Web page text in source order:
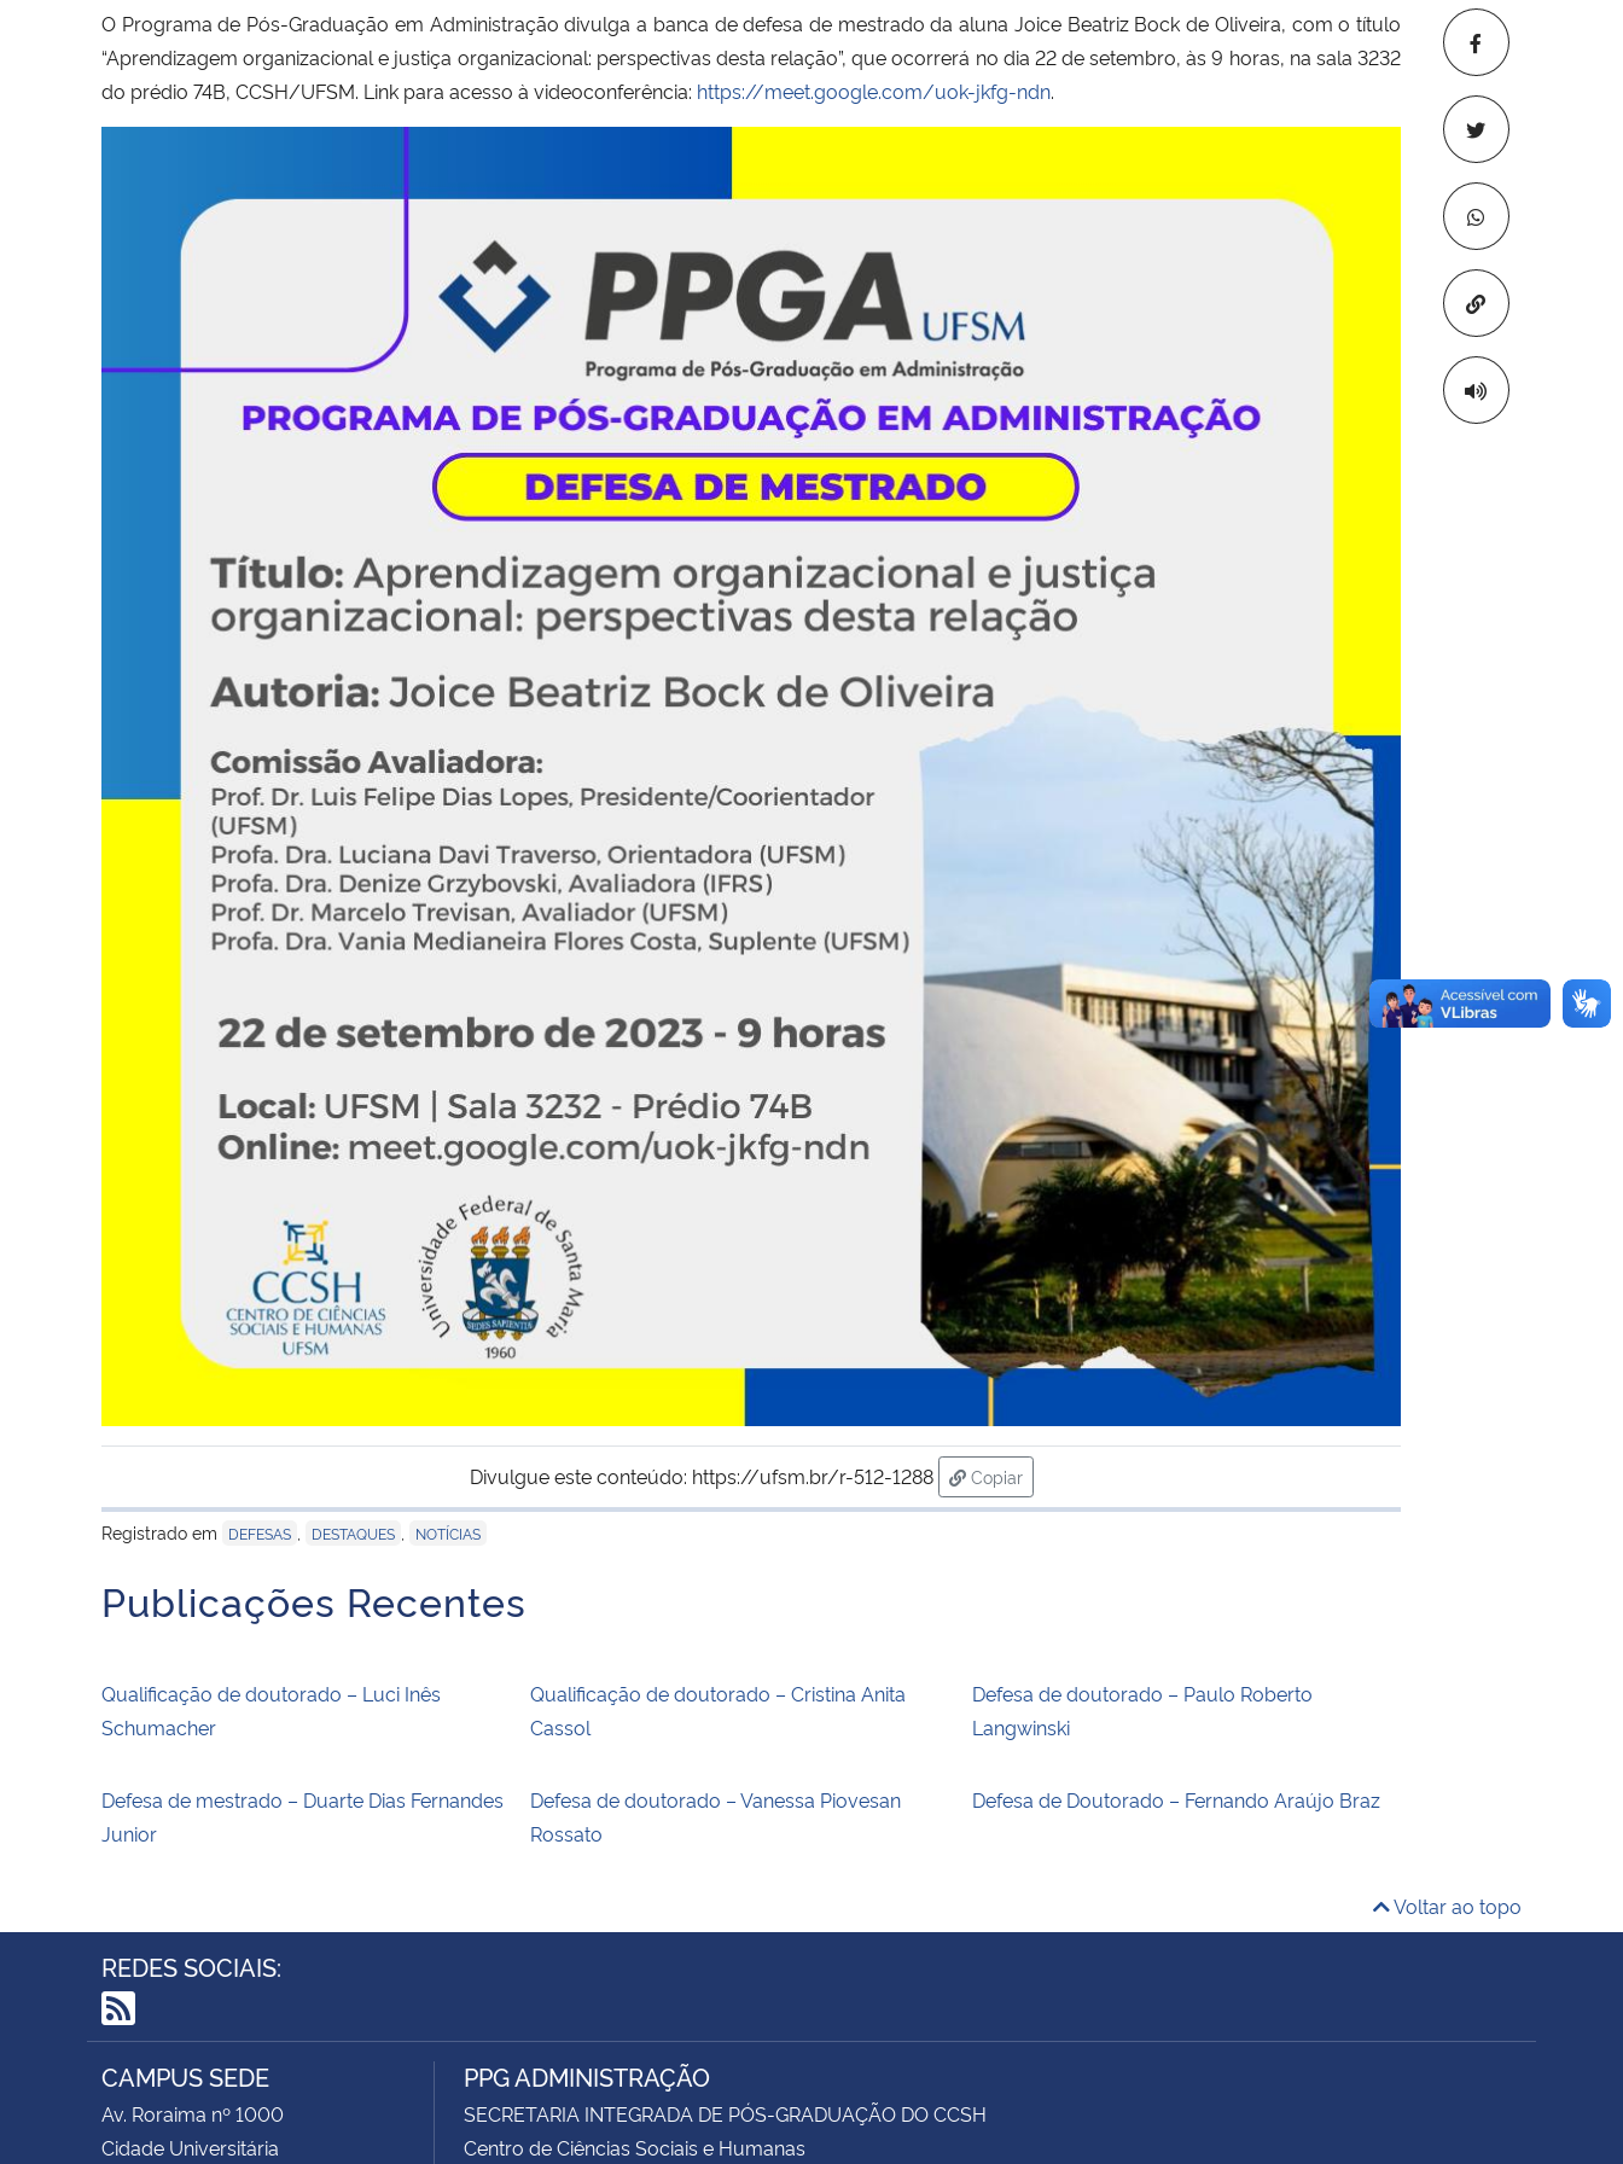
Copiar para
O Programa de Pós-Graduação em Administração divulga a banca de defesa de mestrado da aluna Joice Beatriz Bock de Oliveira, com o título
“Aprendizagem organizacional e justiça organizacional: perspectivas desta relação”, que ocorrerá no dia 22 de setembro, às 9 horas, na sala 3232
do prédio 74B, CCSH/UFSM. Link para acesso à videoconferência: https://meet.google.com/uok-jkfg-ndn.
Divulgue este conteúdo: https://ufsm.br/r-512-1288
Copiar
para área de transferência
Registrado em
DEFESAS DESTAQUES NOTÍCIAS
Publicações Recentes
Qualificação de doutorado – Luci Inês
Schumacher
Qualificação de doutorado – Cristina Anita
Cassol
Defesa de doutorado – Paulo Roberto
Langwinski
Defesa de mestrado – Duarte Dias Fernandes
Junior
Defesa de doutorado – Vanessa Piovesan
Rossato
Defesa de Doutorado – Fernando Araújo Braz
Voltar ao topo
REDES SOCIAIS:
RSS
CAMPUS SEDE
Av. Roraima nº 1000
Cidade Universitária
PPG ADMINISTRAÇÃO
SECRETARIA INTEGRADA DE PÓS-GRADUAÇÃO DO CCSH
Centro de Ciências Sociais e Humanas